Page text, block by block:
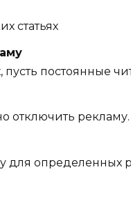
статьях
пусть постоянные
отключить
для определенных